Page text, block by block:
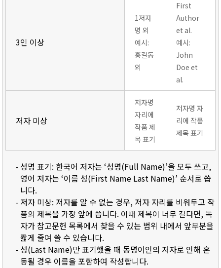
3인 이상
1저자
명 외
예시:
홍길동
외
First
Author
et al.
예시:
John
Doe et
al.
저자 미상
저자명
자리에
작품 제
목 표기
저자명 자
리에 작품
제목 표기
- 성명 표기: 한국어 저자는 ‘성명(Full Name)’을 모두 쓰고,
영어 저자는 ‘이름 성(First Name Last Name)’ 순서로 씁
니다.
- 저자 미상: 저자를 알 수 없는 경우, 저자 자리를 비워두고 작
품의 제목을 가장 앞에 씁니다. 이때 제목이 너무 길다면, 독
자가 참고문헌 목록에서 찾을 수 있는 범위 내에서 앞부분을
짧게 줄여 쓸 수 있습니다.
- 성(Last Name)만 표기했을 때 동명이인의 저자로 인해 혼
동될 경우 이름을 포함하여 작성합니다.